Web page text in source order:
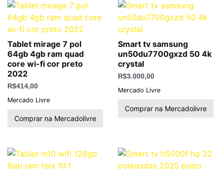
Tablet mirage 7 pol
64gb 4gb ram quad
core wi-fi cor preto
2022
R$414,00
Mercado Livre
Comprar na Mercadolivre
Smart tv samsung
un50du7700gxzd 50 4k
crystal
R$3.000,00
Mercado Livre
Comprar na Mercadolivre